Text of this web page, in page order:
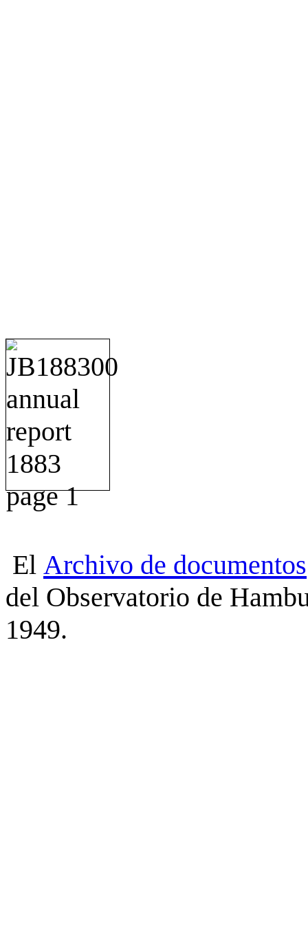
El Archivo de documentos
del Observatorio de
1949.